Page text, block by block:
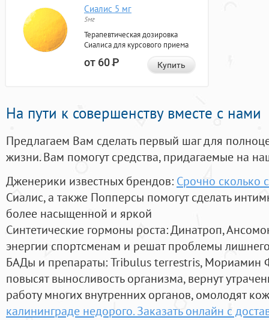
Сиалис 5 мг
5мг
Терапевтическая дозировка
Сиалиса для курсового приема
от 60Р Купить
На пути к совершенству вместе с нами
Предлагаем Вам сделать первый шаг для
жизни. Вам помогут средства, придагаемые на
Дженерики известных брендов: Срочно сколько
Сиалис, а также Попперсы помогут сделать
более насыщенной и яркой
Синтетические гормоны роста: Динатроп,
энергии спортсменам и решат проблемы
БАДы и препараты:Tribulus terrestris, Мориамин
повысят выносливость организма, вернут
работу многих внутренних органов, омолодят
калининграде недорого. Заказать онлайн с